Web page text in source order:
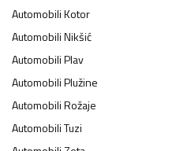
AutomobiliKotor
AutomobiliNikšić
AutomobiliPlav
AutomobiliPlužine
AutomobiliRožaje
AutomobiliTuzi